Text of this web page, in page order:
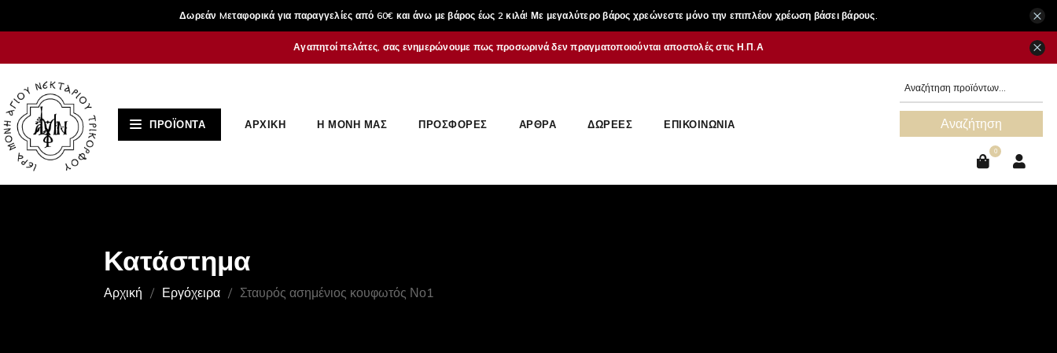
Δωρεάν Mεταφορικά για παραγγελίες από 60€ και άνω με βάρος έως 2 κιλά! Με μεγαλύτερο βάρος χρεώνεστε μόνο την επιπλέον χρέωση βάσει βάρους. ×
Αγαπητοί πελάτες, σας ενημερώνουμε πως προσωρινά δεν πραγματοποιούνται αποστολές στις Η.Π.Α ×
ΠΡΟΪΟΝΤΑ ΑΡΧΙΚΗ Η ΜΟΝΗ ΜΑΣ ΠΡΟΣΦΟΡΕΣ ΆΡΘΡΑ ΔΩΡΕΈΣ ΕΠΙΚΟΙΝΩΝΊΑ Αναζήτηση
0
Κατάστημα
Αρχική Εργόχειρα Σταυρός ασημένιος κουφωτός Νο1